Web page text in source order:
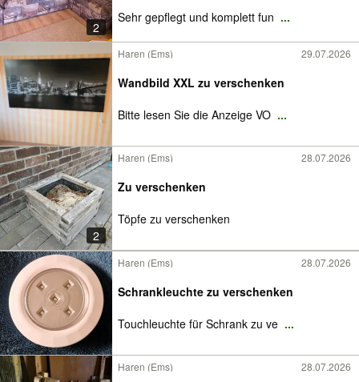
2
Sehr gepflegt und komplett fun ...
Haren (Ems) 29.07.2026
Wandbild XXL zu verschenken
Bitte lesen Sie die Anzeige VO ...
2
Haren (Ems) 28.07.2026
Zu verschenken
Töpfe zu verschenken
Haren (Ems) 28.07.2026
Schrankleuchte zu verschenken
Touchleuchte für Schrank zu ve ...
Haren (Ems) 28.07.2026